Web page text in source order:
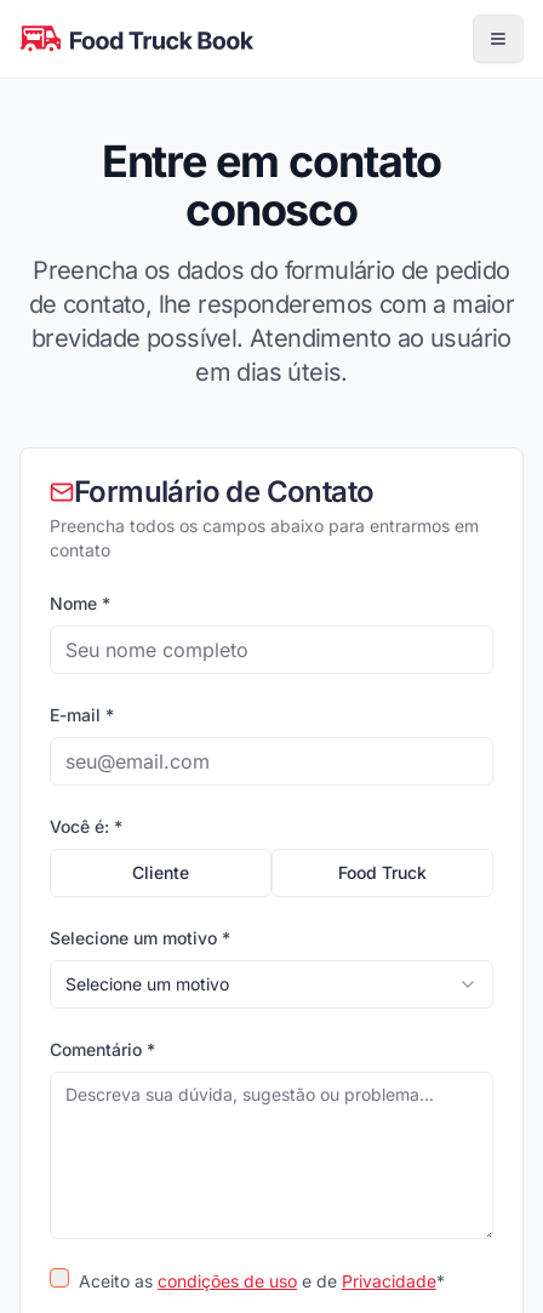
Entre em contato
conosco
Preencha os dados do formulário de pedido
de contato, lhe responderemos com a maior
brevidade possível. Atendimento ao usuário
em dias úteis.
Formulário de Contato
Preencha todos os campos abaixo para entrarmos em
contato
Nome *
E-mail *
Você é: *
Cliente Food Truck
Selecione um motivo *
Selecione um motivo
Comentário *
Aceito as condições de uso e de Privacidade*